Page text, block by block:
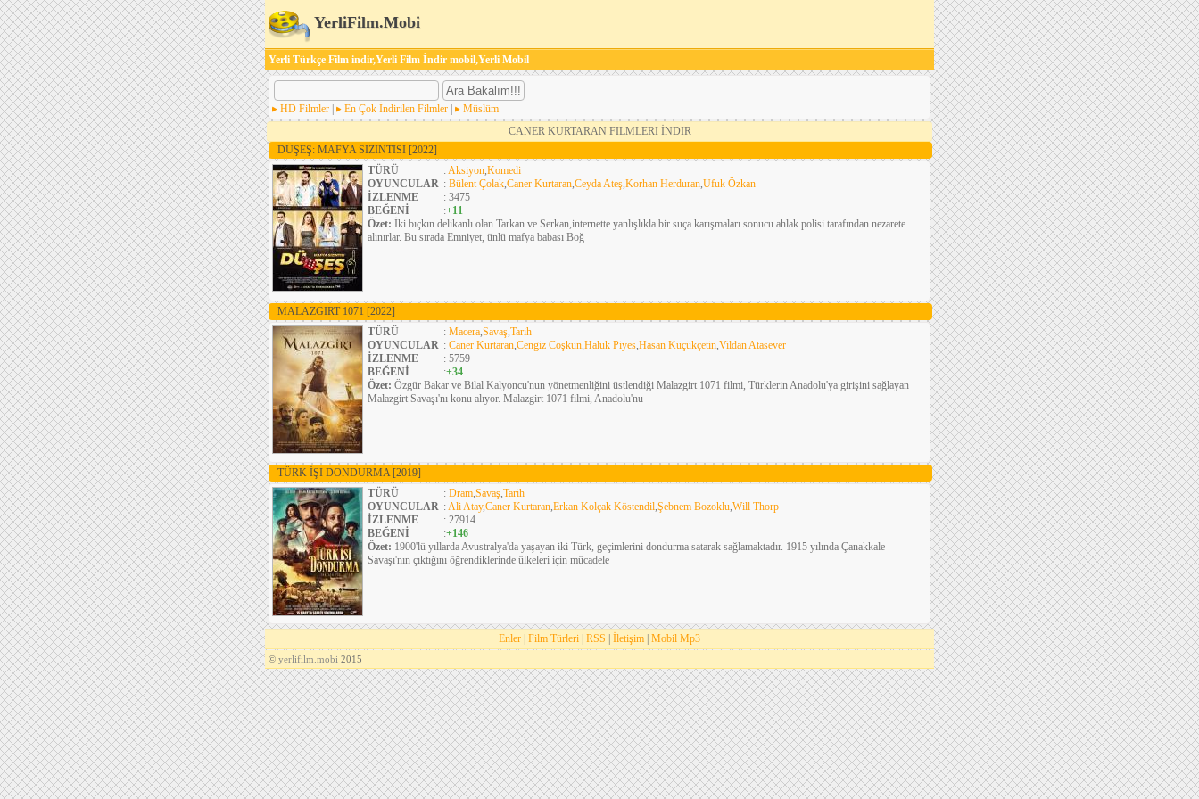
YerliFilm.Mobi
Yerli Türkçe Film indir,Yerli Film İndir mobil,Yerli Mobil
HD Filmler En Çok İndirilen Filmler
Müslüm
CANER KURTARAN FILMLERI İNDIR
DÜŞEŞ: MAFYA SIZINTISI [2022]
TÜRÜ
:Aksiyon,Komedi
OYUNCULAR : Bülent Çolak,Caner Kurtaran,Ceyda Ateş,Korhan Herduran,Ufuk Özkan
İZLENME
: 3475
BEĞENİ
:+11
Özet: İki bıçkın delikanlı olan Tarkan ve Serkan,internette yanlışlıkla bir suça karışmaları sonucu ahlak polisi tarafından nezarete
alınırlar. Bu sırada Emniyet, ünlü mafya babası Boğ
MALAZGIRT 1071 [2022]
TÜRÜ
: Macera,Savaş,Tarih
OYUNCULAR : Caner Kurtaran,Cengiz Coşkun,Haluk Piyes,Hasan Küçükçetin,Vildan Atasever
İZLENME
: 5759
BEĞENİ
:+34
Özet: Özgür Bakar ve Bilal Kalyoncu'nun yönetmenliğini üstlendiği Malazgirt 1071 filmi, Türklerin Anadolu'ya girişini sağlayan
Malazgirt Savaşı'nı konu alıyor. Malazgirt 1071 filmi, Anadolu'nu
TÜRK İŞI DONDURMA [2019]
TÜRÜ
: Dram,Savaş,Tarih
OYUNCULAR :Ali Atay,Caner Kurtaran,Erkan Kolçak Köstendil,Şebnem Bozoklu,Will Thorp
İZLENME
: 27914
BEĞENİ
:+146
Özet: 1900'lü yıllarda Avustralya'da yaşayan iki Türk, geçimlerini dondurma satarak sağlamaktadır. 1915 yılında Çanakkale
Savaşı'nın çıktığını öğrendiklerinde ülkeleri için mücadele
Enler Film Türleri RSS İletişim Mobil Mp3
© yerlifilm.mobi 2015